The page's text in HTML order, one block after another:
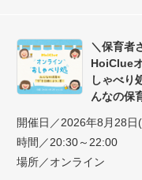
＼保育者
HoiClue
しゃべり
んなの保
開催日／2026年8月28日
時間／20:30～22:00
場所／オンライン